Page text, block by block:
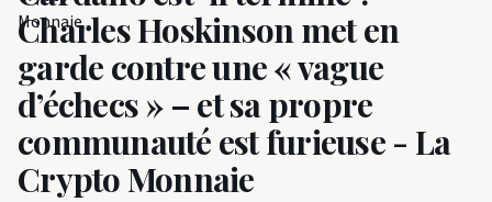
Charles Hoskinson met en
garde contre une « vague
d’échecs » – et sa propre
communauté est furieuse - La
Crypto Monnaie